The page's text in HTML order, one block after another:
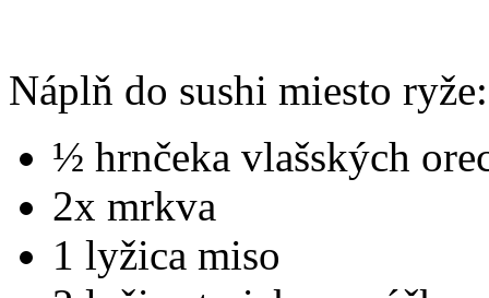
Náplň do sushi miesto ryže:
½ hrnčeka vlašských
2x mrkva
1 lyžica miso